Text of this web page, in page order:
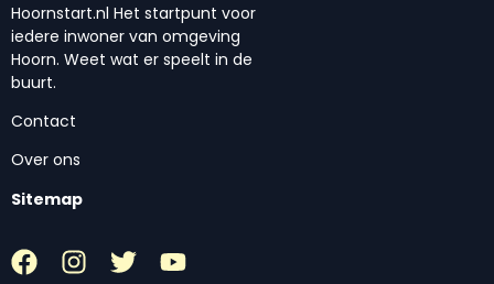
Hoornstart.nl Het startpunt voor
iedere inwoner van omgeving
Hoorn. Weet wat er speelt in de
buurt.
Contact
Over ons
Sitemap